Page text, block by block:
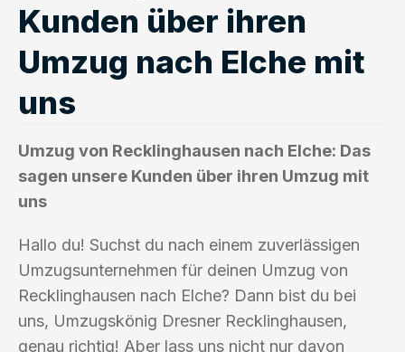
Kunden über ihren
Umzug nach Elche mit
uns
Umzug von Recklinghausen nach Elche: Das
sagen unsere Kunden über ihren Umzug mit
uns
Hallo du! Suchst du nach einem zuverlässigen
Umzugsunternehmen für deinen Umzug von
Recklinghausen nach Elche? Dann bist du bei
uns, Umzugskönig Dresner Recklinghausen,
genau richtig! Aber lass uns nicht nur davon